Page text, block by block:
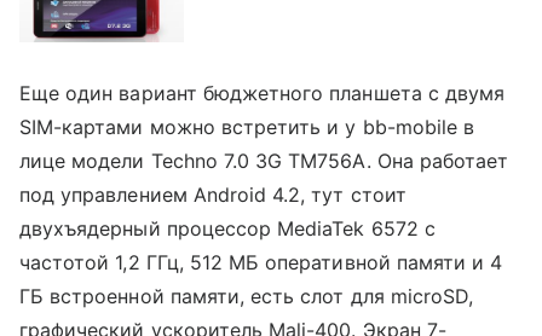
Еще один вариант бюджетного планшета с двумя
SIM-картами можно встретить и у bb-mobile в
лице модели Techno 7.0 3G TM756A. Она работает
под управлением Android 4.2, тут стоит
двухъядерный процессор MediaTek 6572 с
частотой 1,2 ГГц, 512 МБ оперативной памяти и 4
ГБ встроенной памяти, есть слот для microSD,
графический ускоритель Mali-400. Экран 7-